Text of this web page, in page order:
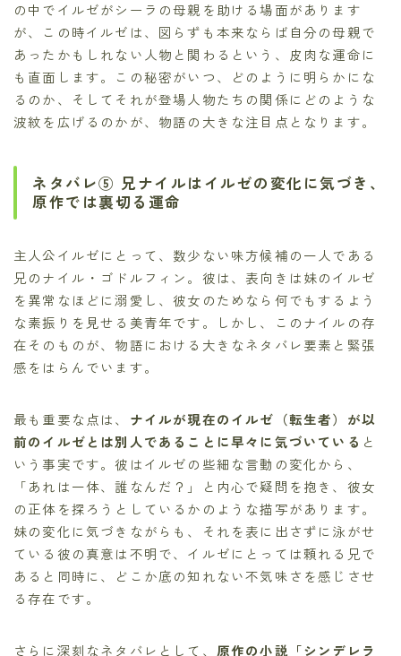
の中でイルゼがシーラの母親を助ける場面があります
が、この時イルゼは、図らずも本来ならば自分の母親で
あったかもしれない人物と関わるという、皮肉な運命に
も直面します。この秘密がいつ、どのように明らかにな
るのか、そしてそれが登場人物たちの関係にどのような
波紋を広げるのかが、物語の大きな注目点となります。
ネタバレ⑤ 兄ナイルはイルゼの変化に気づき、
原作では裏切る運命
主人公イルゼにとって、数少ない味方候補の一人である
兄のナイル・ゴドルフィン。彼は、表向きは妹のイルゼ
を異常なほどに溺愛し、彼女のためなら何でもするよう
な素振りを見せる美青年です。しかし、このナイルの存
在そのものが、物語における大きなネタバレ要素と緊張
感をはらんでいます。
最も重要な点は、 ナイルが現在のイルゼ（転生者）が以
前のイルゼとは別人であることに早々に気づいている と
いう事実です。彼はイルゼの些細な言動の変化から、
「あれは一体、誰なんだ？」と内心で疑問を抱き、彼女
の正体を探ろうとしているかのような描写があります。
妹の変化に気づきながらも、それを表に出さずに泳がせ
ている彼の真意は不明で、イルゼにとっては頼れる兄で
あると同時に、どこか底の知れない不気味さを感じさせ
る存在です。
さらに深刻なネタバレとして、 原作の小説「シンデレラ